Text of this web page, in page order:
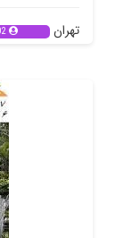
تهران 23202